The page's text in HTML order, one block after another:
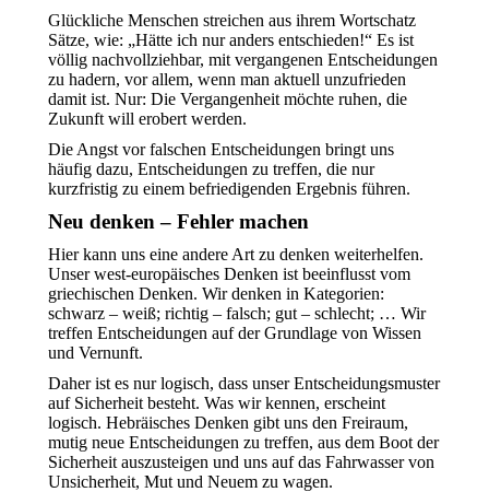
Glückliche Menschen streichen aus ihrem Wortschatz
Sätze, wie: „Hätte ich nur anders entschieden!“ Es ist
völlig nachvollziehbar, mit vergangenen Entscheidungen
zu hadern, vor allem, wenn man aktuell unzufrieden
damit ist. Nur: Die Vergangenheit möchte ruhen, die
Zukunft will erobert werden.
Die Angst vor falschen Entscheidungen bringt uns
häufig dazu, Entscheidungen zu treffen, die nur
kurzfristig zu einem befriedigenden Ergebnis führen.
Neu denken – Fehler machen
Hier kann uns eine andere Art zu denken weiterhelfen.
Unser west-europäisches Denken ist beeinflusst vom
griechischen Denken. Wir denken in Kategorien:
schwarz – weiß; richtig – falsch; gut – schlecht; … Wir
treffen Entscheidungen auf der Grundlage von Wissen
und Vernunft.
Daher ist es nur logisch, dass unser Entscheidungsmuster
auf Sicherheit besteht. Was wir kennen, erscheint
logisch. Hebräisches Denken gibt uns den Freiraum,
mutig neue Entscheidungen zu treffen, aus dem Boot der
Sicherheit auszusteigen und uns auf das Fahrwasser von
Unsicherheit, Mut und Neuem zu wagen.